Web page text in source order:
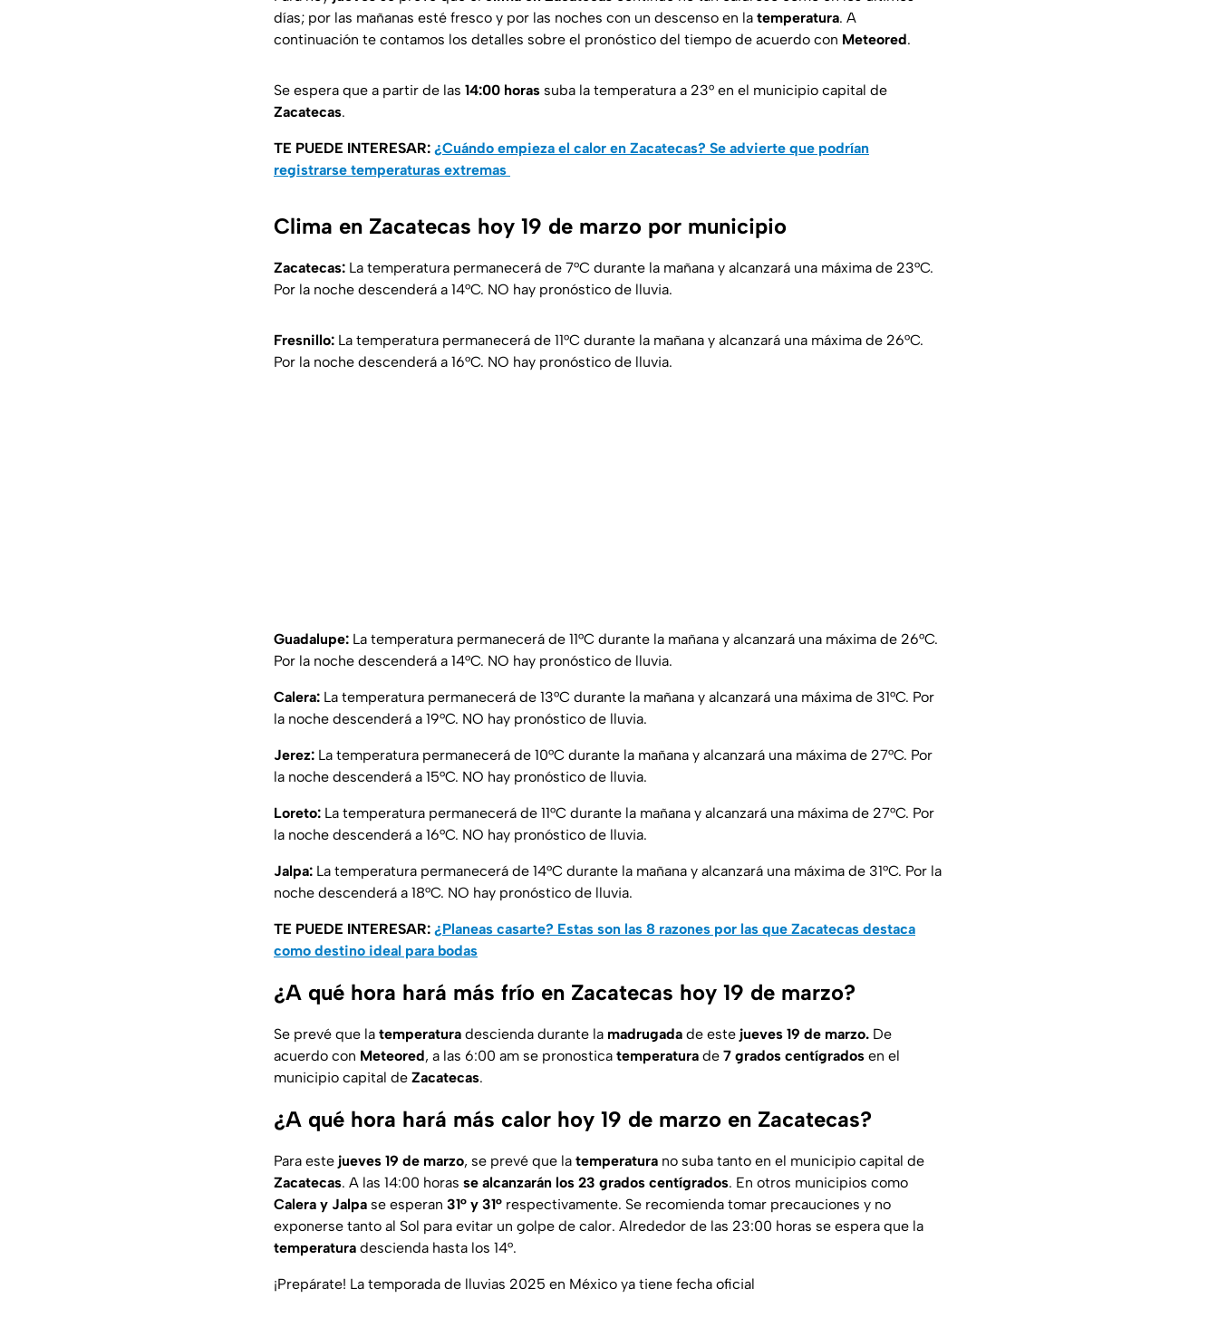
días; por las mañanas esté fresco y por las noches con un descenso en la temperatura. A
continuación te contamos los detalles sobre el pronóstico del tiempo de acuerdo con Meteored.
Se espera que a partir de las 14:00 horas suba la temperatura a 23° en el municipio capital de
Zacatecas.
TE PUEDE INTERESAR: ¿Cuándo empieza el calor en Zacatecas? Se advierte que podrían
registrarse temperaturas extremas
Clima en Zacatecas hoy 19 de marzo por municipio
Zacatecas: La temperatura permanecerá de 7°C durante la mañana y alcanzará una máxima de 23°C.
Por la noche descenderá a 14°C. NO hay pronóstico de lluvia.
Fresnillo: La temperatura permanecerá de 11°C durante la mañana y alcanzará una máxima de 26°C.
Por la noche descenderá a 16°C. NO hay pronóstico de lluvia.
Guadalupe: La temperatura permanecerá de 11°C durante la mañana y alcanzará una máxima de 26°C.
Por la noche descenderá a 14°C. NO hay pronóstico de lluvia.
Calera: La temperatura permanecerá de 13°C durante la mañana y alcanzará una máxima de 31°C. Por
la noche descenderá a 19°C. NO hay pronóstico de lluvia.
Jerez: La temperatura permanecerá de 10°C durante la mañana y alcanzará una máxima de 27°C. Por
la noche descenderá a 15°C. NO hay pronóstico de lluvia.
Loreto: La temperatura permanecerá de 11°C durante la mañana y alcanzará una máxima de 27°C. Por
la noche descenderá a 16°C. NO hay pronóstico de lluvia.
Jalpa: La temperatura permanecerá de 14°C durante la mañana y alcanzará una máxima de 31°C. Por la
noche descenderá a 18°C. NO hay pronóstico de lluvia.
TE PUEDE INTERESAR: ¿Planeas casarte? Estas son las 8 razones por las que Zacatecas destaca
como destino ideal para bodas
¿A qué hora hará más frío en Zacatecas hoy 19 de marzo?
Se prevé que la temperatura descienda durante la madrugada de este jueves 19 de marzo. De
acuerdo con Meteored, a las 6:00 am se pronostica temperatura de 7 grados centígrados en el
municipio capital de Zacatecas.
¿A qué hora hará más calor hoy 19 de marzo en Zacatecas?
Para este jueves 19 de marzo, se prevé que la temperatura no suba tanto en el municipio capital de
Zacatecas. A las 14:00 horas se alcanzarán los 23 grados centígrados. En otros municipios como
Calera y Jalpa se esperan 31° y 31° respectivamente. Se recomienda tomar precauciones y no
exponerse tanto al Sol para evitar un golpe de calor. Alrededor de las 23:00 horas se espera que la
temperatura descienda hasta los 14°.
¡Prepárate! La temporada de lluvias 2025 en México ya tiene fecha oficial